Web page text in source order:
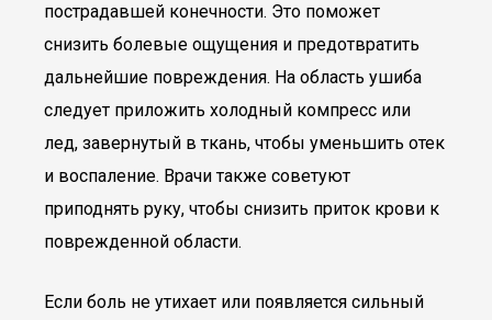
пострадавшей конечности. Это поможет
снизить болевые ощущения и предотвратить
дальнейшие повреждения. На область ушиба
следует приложить холодный компресс или
лед, завернутый в ткань, чтобы уменьшить отек
и воспаление. Врачи также советуют
приподнять руку, чтобы снизить приток крови к
поврежденной области.
Если боль не утихает или появляется сильный